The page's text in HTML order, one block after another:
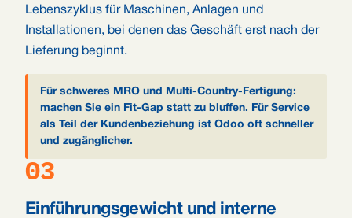
Lebenszyklus für Maschinen, Anlagen und
Installationen, bei denen das Geschäft erst nach der
Lieferung beginnt.
Für schweres MRO und Multi-Country-Fertigung:
machen Sie ein Fit-Gap statt zu bluffen. Für Service
als Teil der Kundenbeziehung ist Odoo oft schneller
und zugänglicher.
03
Einführungsgewicht und interne